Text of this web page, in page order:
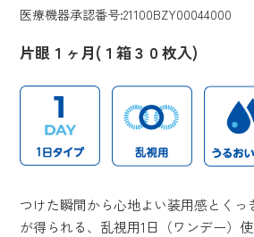
医療機器承認番号:21100BZY00044000
片眼１ヶ月(１箱３０枚入)
つけた瞬間から心地よい装用感とくっ
が得られる、乱視用1日（ワンデー）